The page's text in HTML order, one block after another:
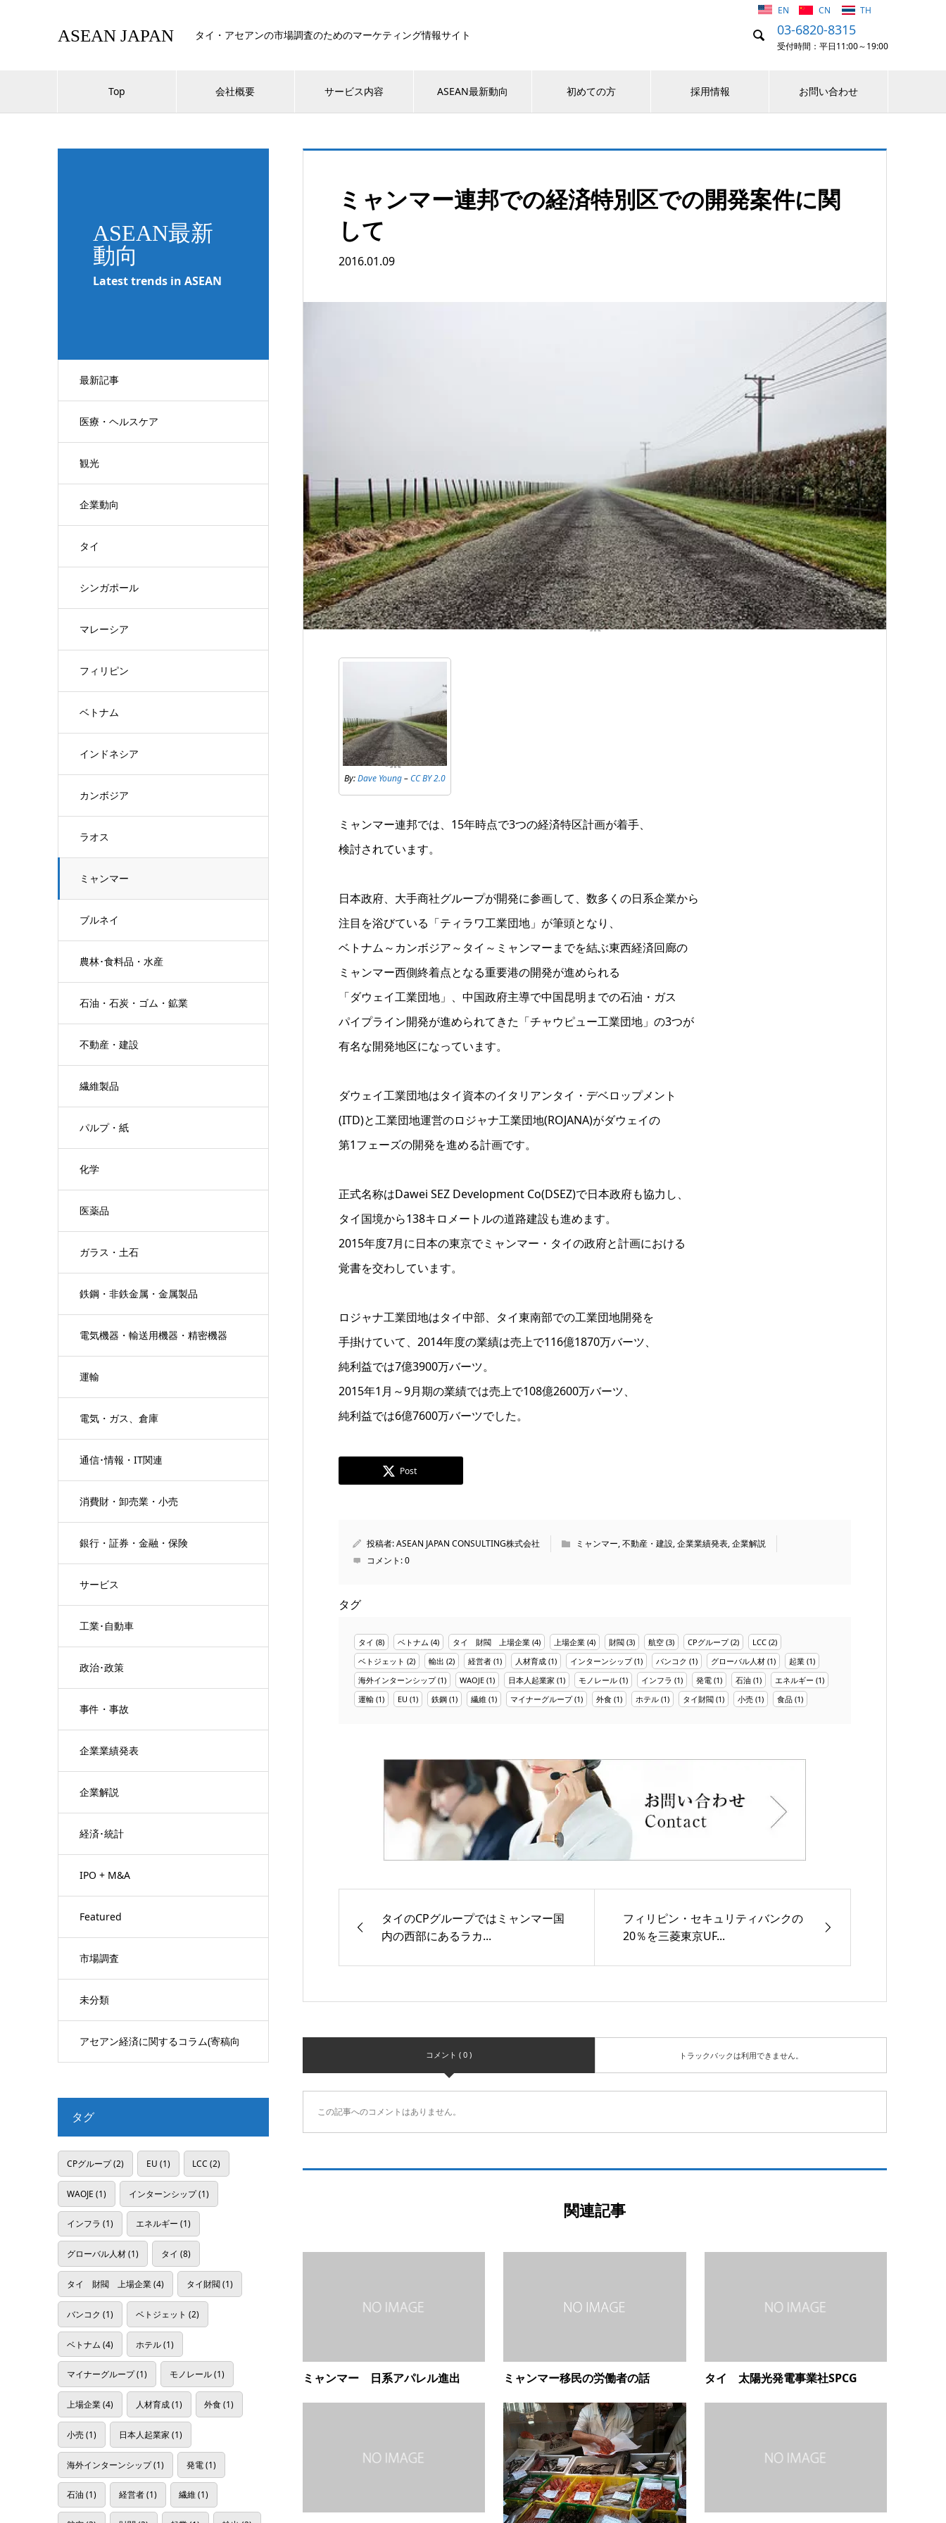
ASEAN JAPAN タイ・アセアンの市場調査のためのマーケティング情報サイト  03-6820-8315
受付時間：平日11:00～19:00
EN CN TH
Top 会社概要 サービス内容 ASEAN最新動向 初めての方 採用情報 お問い合わせ
ASEAN最新
動向
Latest trends in ASEAN
最新記事
医療・ヘルスケア
観光
企業動向
タイ
シンガポール
マレーシア
フィリピン
ベトナム
インドネシア
カンボジア
ラオス
ミャンマー
ブルネイ
農林･食料品・水産
石油・石炭・ゴム・鉱業
不動産・建設
繊維製品
パルプ・紙
化学
医薬品
ガラス・土石
鉄鋼・非鉄金属・金属製品
電気機器・輸送用機器・精密機器
運輸
電気・ガス、倉庫
通信･情報・IT関連
消費財・卸売業・小売
銀行・証券・金融・保険
サービス
工業･自動車
政治･政策
事件・事故
企業業績発表
企業解説
経済･統計
IPO + M&A
Featured
市場調査
未分類
アセアン経済に関するコラム(寄稿向
ミャンマー連邦での経済特別区での開発案件に関
して
2016.01.09
By:Dave Young–CC BY 2.0
ミャンマー連邦では、15年時点で3つの経済特区計画が着手、
検討されています。
日本政府、大手商社グループが開発に参画して、数多くの日系企業から
注目を浴びている「ティラワ工業団地」が筆頭となり、
ベトナム～カンボジア～タイ～ミャンマーまでを結ぶ東西経済回廊の
ミャンマー西側終着点となる重要港の開発が進められる
「ダウェイ工業団地」、中国政府主導で中国昆明までの石油・ガス
パイプライン開発が進められてきた「チャウピュー工業団地」の3つが
有名な開発地区になっています。
ダウェイ工業団地はタイ資本のイタリアンタイ・デベロップメント
(ITD)と工業団地運営のロジャナ工業団地(ROJANA)がダウェイの
第1フェーズの開発を進める計画です。
正式名称はDawei SEZ Development Co(DSEZ)で日本政府も協力し、
タイ国境から138キロメートルの道路建設も進めます。
2015年度7月に日本の東京でミャンマー・タイの政府と計画における
覚書を交わしています。
ロジャナ工業団地はタイ中部、タイ東南部での工業団地開発を
手掛けていて、2014年度の業績は売上で116億1870万バーツ、
純利益では7億3900万バーツ。
2015年1月～9月期の業績では売上で108億2600万バーツ、
純利益では6億7600万バーツでした。
Post
投稿者:ASEAN JAPAN CONSULTING株式会社 ミャンマー,不動産・建設,企業業績発表,企業解説
コメント:0
タグ
タイ (8) ベトナム (4) タイ 財閥 上場企業 (4) 上場企業 (4) 財閥 (3) 航空 (3) CPグループ(2) LCC (2)
ベトジェット (2) 輸出 (2) 経営者 (1) 人材育成 (1) インターンシップ(1) バンコク (1) グローバル人材 (1) 起業 (1)
海外インターンシップ(1) WAOJE (1) 日本人起業家 (1) モノレール (1) インフラ (1) 発電 (1) 石油 (1) エネルギー (1)
運輸 (1) EU (1) 鉄鋼 (1) 繊維 (1) マイナーグループ(1) 外食 (1) ホテル (1) タイ財閥 (1) 小売 (1) 食品 (1)
タイのCPグループではミャンマー国
内の西部にあるラカ...
フィリピン・セキュリティバンクの
20％を三菱東京UF...
コメント ( 0 ) トラックバックは利用できません。
この記事へのコメントはありません。
関連記事
ミャンマー 日系アパレル進出 ミャンマー移民の労働者の話 タイ 太陽光発電事業社SPCG
タグ
CPグループ(2) EU (1) LCC (2)
WAOJE (1) インターンシップ(1)
インフラ (1) エネルギー (1)
グローバル人材(1) タイ (8)
タイ 財閥 上場企業(4) タイ財閥(1)
バンコク (1) ベトジェット (2)
ベトナム (4) ホテル(1)
マイナーグループ(1) モノレール(1)
上場企業(4) 人材育成(1) 外食(1)
小売(1) 日本人起業家 (1)
海外インターンシップ(1) 発電(1)
石油 (1) 経営者(1) 繊維(1)